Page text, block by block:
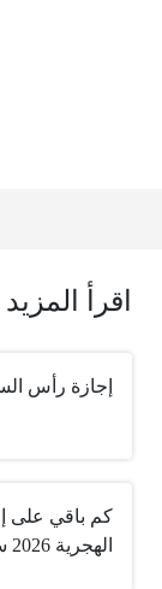
اقرأ
إجازة رأس
كم باقي على
الهجرية 2026 سلطنة عمان